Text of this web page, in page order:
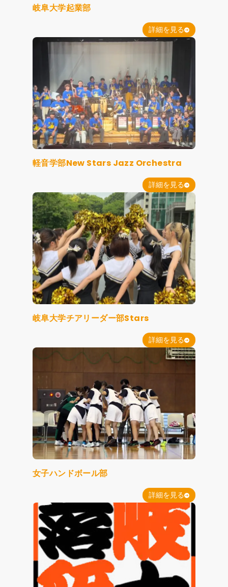
岐阜大学起業部
詳細を見る
軽音学部New Stars Jazz Orchestra
詳細を見る
岐阜大学チアリーダー部Stars
詳細を見る
女子ハンドボール部
詳細を見る